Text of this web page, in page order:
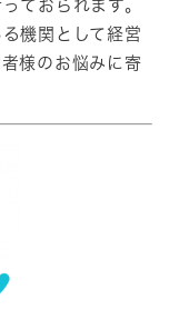
ておられます。
機関として経営
様のお悩みに寄